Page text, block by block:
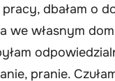
dbałam o
we własnym
pranie.